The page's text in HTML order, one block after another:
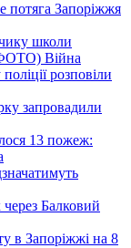
потяга Запоріжжя
школи
(ФОТО) Війна
розповіли
запровадили
13 пожеж:
Балковий
в Запоріжжі на 8